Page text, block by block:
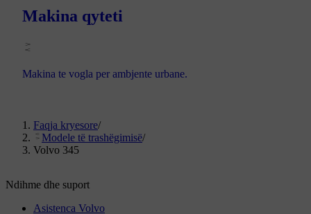
Makina qyteti
Makina te vogla per ambjente urbane.
Faqja kryesore/
Modele të trashëgimisë/
Volvo 345